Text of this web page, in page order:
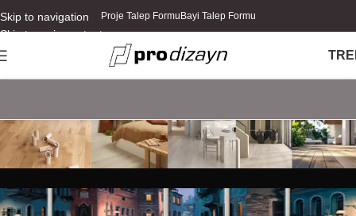
Skip to navigation
Skip to main content
Proje Talep Formu Bayi Talep Formu
TR